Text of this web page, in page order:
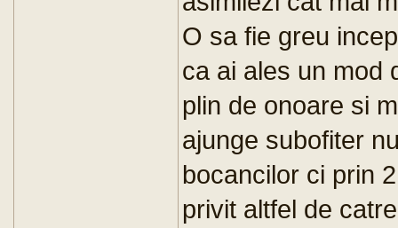
O sa fie greu
ca ai ales un mod
plin de onoare si
ajunge subofiter
bocancilor ci prin
privit altfel de